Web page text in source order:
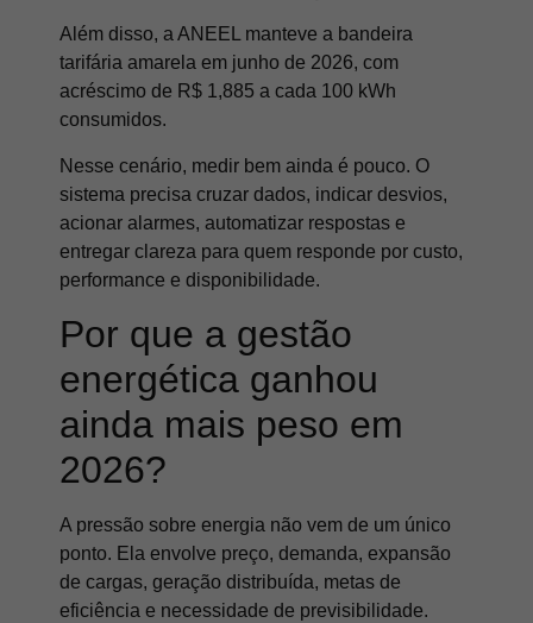
Além disso, a ANEEL manteve a bandeira
tarifária amarela em junho de 2026, com
acréscimo de R$ 1,885 a cada 100 kWh
consumidos.
Nesse cenário, medir bem ainda é pouco. O
sistema precisa cruzar dados, indicar desvios,
acionar alarmes, automatizar respostas e
entregar clareza para quem responde por custo,
performance e disponibilidade.
Por que a gestão
energética ganhou
ainda mais peso em
2026?
A pressão sobre energia não vem de um único
ponto. Ela envolve preço, demanda, expansão
de cargas, geração distribuída, metas de
eficiência e necessidade de previsibilidade.